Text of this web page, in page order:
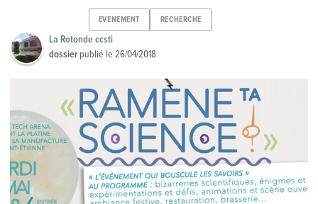
EVENEMENT RECHERCHE
La Rotonde ccsti
dossier publié le26/04/2018